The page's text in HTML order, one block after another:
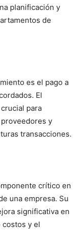
planificación y
de
es el pago a
El
para
y
transacciones.
crítico en
una empresa. Su
significativa en
costos y el